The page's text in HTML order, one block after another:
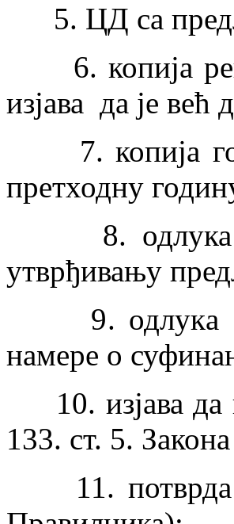
5. ЦД са
6. копија
изјава да је већ
7. копија
претходну
8. одлука
утврђивању
9. одлукa о
намере о
10. изјава да
133. ст. 5.
11. потврда